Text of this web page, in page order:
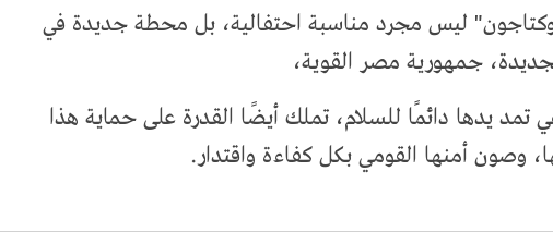
ليس مجرد مناسبة احتفالية، بل محطة جديدة في
جمهورية مصر القوية،
يدها دائمًا للسلام، تملك أيضًا القدرة على حماية هذا
وصون أمنها القومي بكل كفاءة واقتدار.